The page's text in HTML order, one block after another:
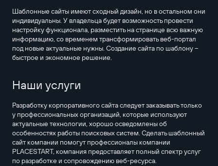
Шаблонные сайты имеют сходный дизайн, но в остальном они
индивидуальны. У владельца будет возможность провести
настройку функционала, разместить на странице всю важную
информацию, со временем трансформировать веб-портал
под новые актуальные нужны. Создание сайта по шаблону –
быстрое и экономное решение.
Наши услуги
Разработку корпоративного сайта следует заказывать только
у профессиональных организаций, которые используют
актуальные технологии, хорошо осведомлены об
особенностях работы поисковых систем. Сделать шаблонный
сайт компании помогут профессионалы компании
PLACESTART, компания предоставляет полный спектр услуг
по разработке и сопровождению веб-ресурса.